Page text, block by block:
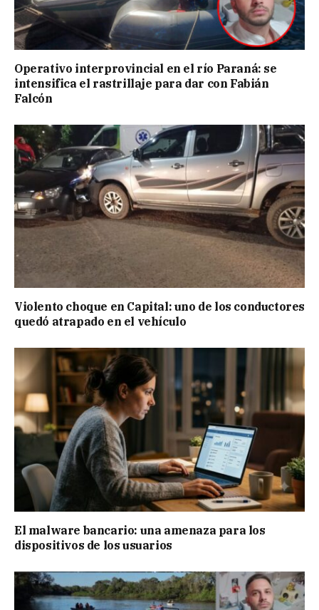
Operativo interprovincial en el río Paraná: se
intensifica el rastrillaje para dar con Fabián
Falcón
Violento choque en Capital: uno de los conductores
quedó atrapado en el vehículo
El malware bancario: una amenaza para los
dispositivos de los usuarios